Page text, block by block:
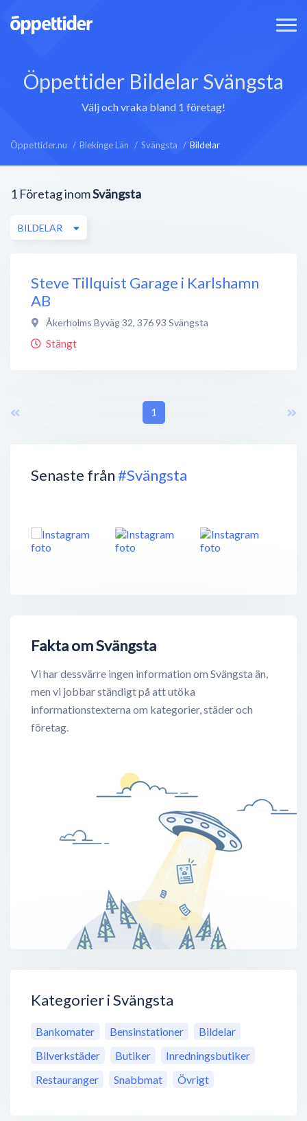
Öppettider Bildelar Svängsta
Välj och vraka bland 1 företag!
Öppettider.nu Blekinge Län Svängsta Bildelar
Senaste från#Svängsta
Fakta om Svängsta
Vi har dessvärre ingen information om Svängsta än,
men vi jobbar ständigt på att utöka
informationstexterna om kategorier, städer och
företag.
Kategorier i Svängsta
Bankomater Bensinstationer
Bildelar
Bilverkstäder
Butiker
Inredningsbutiker
Restauranger
Snabbmat Övrigt
1 Företag inomSvängsta
BILDELAR
Steve Tillquist Garage i Karlshamn
AB
Åkerholms Byväg 32, 376 93 Svängsta
Stängt
1